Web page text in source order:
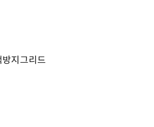
지그리드